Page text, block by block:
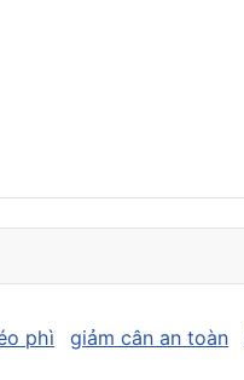
phì giảm cân an toàn